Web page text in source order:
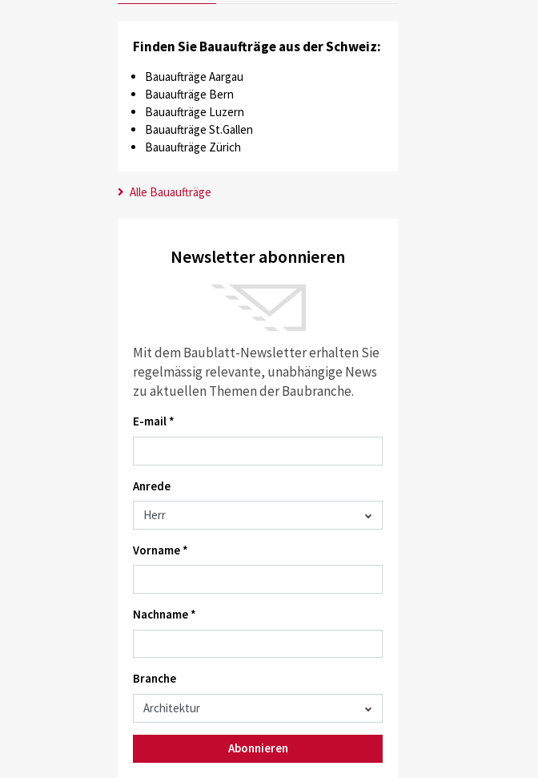
Finden Sie Bauaufträge aus der Schweiz:
Bauaufträge Aargau
Bauaufträge Bern
Bauaufträge Luzern
Bauaufträge St.Gallen
Bauaufträge Zürich
Alle Bauaufträge
Newsletter abonnieren
Mit dem Baublatt-Newsletter erhalten Sie
regelmässig relevante, unabhängige News
zu aktuellen Themen der Baubranche.
E-mail *
Anrede
Vorname *
Nachname *
Branche
Abonnieren